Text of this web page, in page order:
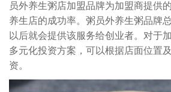
员外养生粥店加盟品牌为加盟商提供
养生店的成功率。 粥员外养生粥品牌
以后就会提供该服务给创业者。对于
多元化投资方案，可以根据店面位置
资。